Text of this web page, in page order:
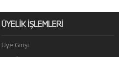
ÜYELİK İŞLEMLERİ
Üye Girişi